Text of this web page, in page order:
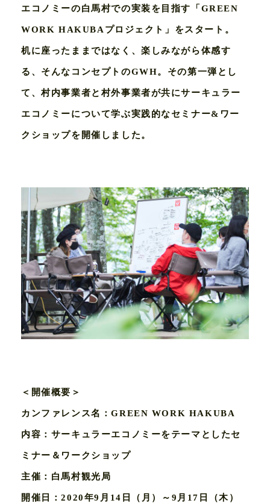
エコノミーの白馬村での実装を目指す「GREEN
WORK HAKUBAプロジェクト」をスタート。
机に座ったままではなく、楽しみながら体感す
る、そんなコンセプトのGWH。その第一弾とし
て、村内事業者と村外事業者が共にサーキュラー
エコノミーについて学ぶ実践的なセミナー&ワー
クショップを開催しました。
＜開催概要＞
カンファレンス名：GREEN WORK HAKUBA
内容：サーキュラーエコノミーをテーマとしたセ
ミナー＆ワークショップ
主催：白馬村観光局
開催日：2020年9月14日（月）～9月17日（木）